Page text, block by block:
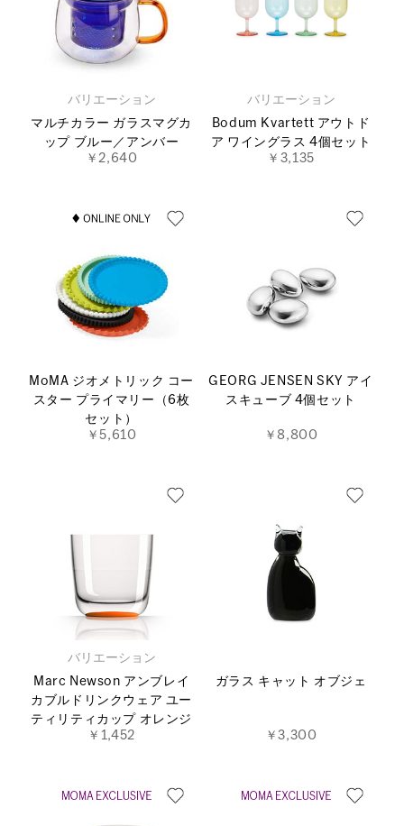
バリエーション
マルチカラー ガラスマグカ
ップ ブルー／アンバー
￥2,640
バリエーション
Bodum Kvartett アウトド
ア ワイングラス 4個セット
￥3,135
MoMA ジオメトリック コー
スター プライマリー（6枚
セット）
￥5,610
GEORG JENSEN SKY アイ
スキューブ 4個セット
￥8,800
バリエーション
Marc Newson アンブレイ
カブルドリンクウェア ユー
ティリティカップ オレンジ
￥1,452
ガラス キャット オブジェ
￥3,300